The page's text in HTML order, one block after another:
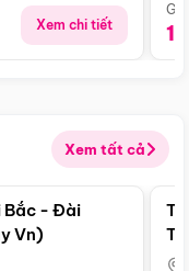
Xem chi tiết
Xem tất cả
Điểm nổi bật
Bắc - Đài
Vn)